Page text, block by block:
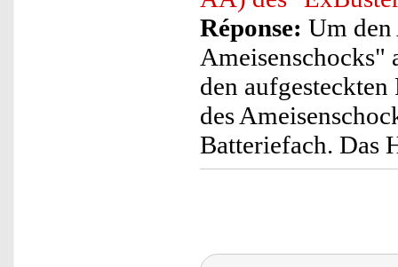
Réponse: Um
Ameisenschocks"
den
des
Batteriefach. Das